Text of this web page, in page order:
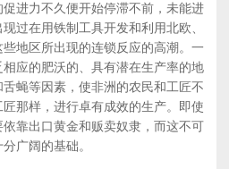
进力不久便开始停滞不前，未能进
过在用铁制工具开发和利用北欧、
地区所出现的连锁反应的高潮。一
应的肥沃的、具有潜在生产率的地
蝇等因素，使非洲的农民和工匠不
那样，进行卓有成效的生产。即使
靠出口黄金和贩卖奴隶，而这不可
广阔的基础。